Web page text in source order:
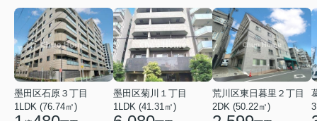
墨田区石原３丁目
1LDK (76.74㎡)
墨田区菊川１丁目
1LDK (41.31㎡)
荒川区東日暮里２丁目
2DK (50.22㎡)